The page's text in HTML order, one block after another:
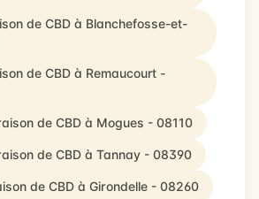
de CBD à Blanchefosse-et-
de CBD à Remaucourt -
de CBD à Mogues - 08110
de CBD à Tannay - 08390
de CBD à Girondelle - 08260